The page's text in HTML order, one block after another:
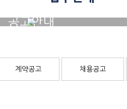
공고안내
계약공고 채용공고